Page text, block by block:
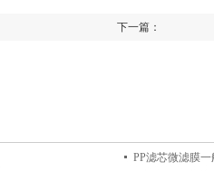
下一篇：
PP滤芯微滤膜